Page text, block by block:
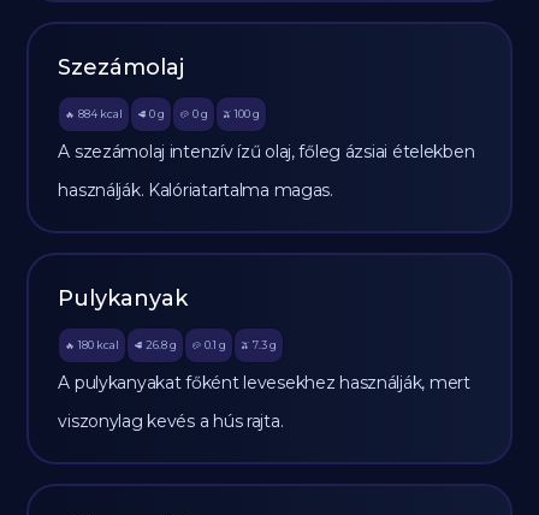
Szezámolaj
🔥 884 kcal 🥩 0 g 🥔 0g 🫒 100 g
A szezámolaj intenzív ízű olaj, főleg ázsiai ételekben
használják. Kalóriatartalma magas.
Pulykanyak
🔥 180 kcal 🥩 26.8 g 🥔 0.1 g 🫒 7.3 g
A pulykanyakat főként levesekhez használják, mert
viszonylag kevés a hús rajta.